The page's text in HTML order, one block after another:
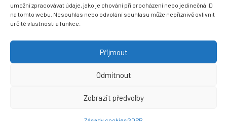
umožní zpracovávat údaje, jako je chování při procházení nebo jedinečná ID
na tomto webu. Nesouhlas nebo odvolání souhlasu může nepříznivě ovlivnit
určité vlastnosti a funkce.
Přijmout
Odmítnout
Zobrazit předvolby
Sovova 2
412 01 Litoměřice
+420 416 733 690
datová schránka: 3vnipkd
Než zazvoní, s.r.o.